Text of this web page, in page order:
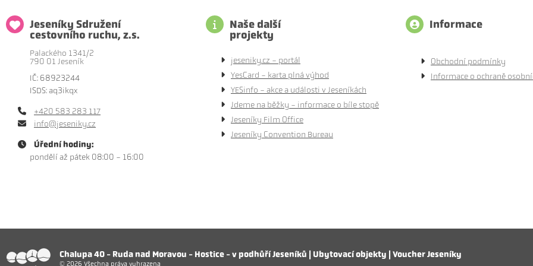
Jeseníky Sdružení
cestovního ruchu, z.s.
Palackého 1341/2
790 01 Jeseník
IČ: 68923244
ISDS: aq3ikqx
+420 583 283 117
info@jeseniky.cz
Úřední hodiny:
pondělí až pátek 08:00 - 16:00
Naše další
projekty
jeseniky.cz - portál
YesCard - karta plná výhod
YESinfo - akce a události v Jeseníkách
Jdeme na běžky - informace o bíle stopě
Jeseníky Film Office
Jeseníky Convention Bureau
Informace
Obchodní podmínky
Informace o ochraně
Chalupa 40 - Ruda nad Moravou - Hostice - v podhůří Jeseníků | Ubytovací objekty | Voucher Jeseníky
© 2026 Všechna práva vyhrazena
stránek